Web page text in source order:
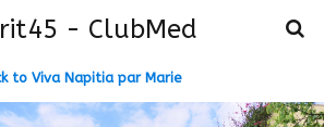
- ClubMed
to Viva Napitia par Marie